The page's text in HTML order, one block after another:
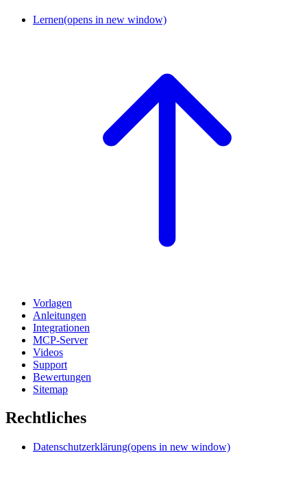
Lernen(opens in new window)
Vorlagen
Anleitungen
Integrationen
MCP-Server
Videos
Support
Bewertungen
Sitemap
Rechtliches
Datenschutzerklärung(opens in new window)